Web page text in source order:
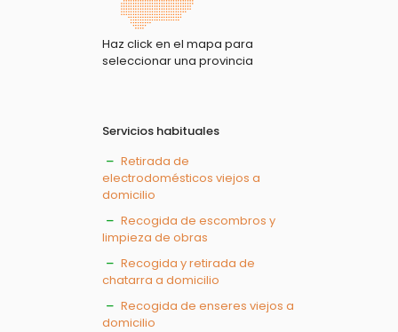
Haz click en el mapa para
seleccionar una provincia
Servicios habituales
Retirada de
electrodomésticos viejos a
domicilio
Recogida de escombros y
limpieza de obras
Recogida y retirada de
chatarra a domicilio
Recogida de enseres viejos a
domicilio